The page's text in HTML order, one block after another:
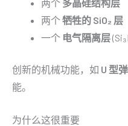
两个 多晶硅结构层
两个牺牲的 SiO₂ 层
一个 电气隔离层
创新的机械功能，如 U 型
能。
为什么这很重要